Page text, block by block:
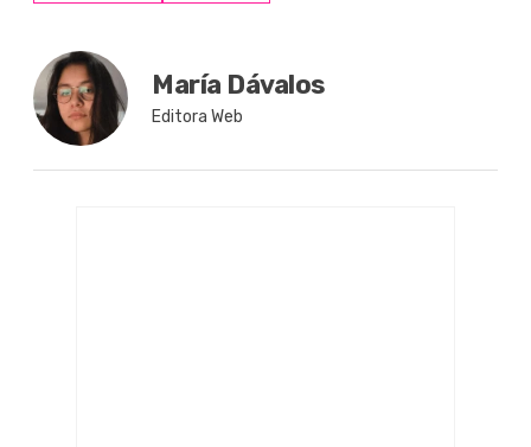
María Dávalos
Editora Web